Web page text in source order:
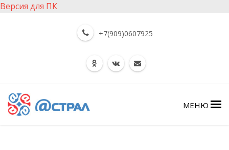
Версия для ПК
+7(909)0607925
МЕНЮ